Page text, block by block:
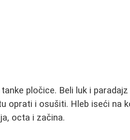
pločice. Beli luk i
oprati i osušiti. Hleb iseći na
octa i začina.